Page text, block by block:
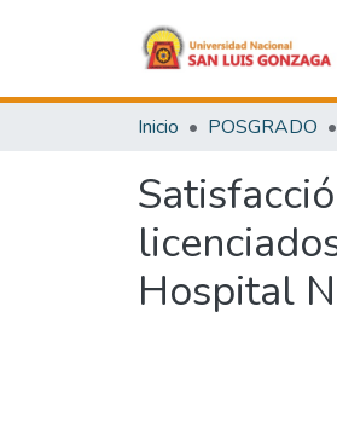
Inicio POSGRADO
Hospital